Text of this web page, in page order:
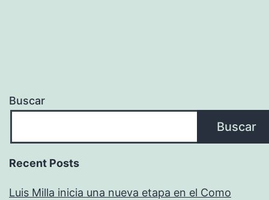
Buscar
Buscar
Recent Posts
Luis Milla inicia una nueva etapa en el Como